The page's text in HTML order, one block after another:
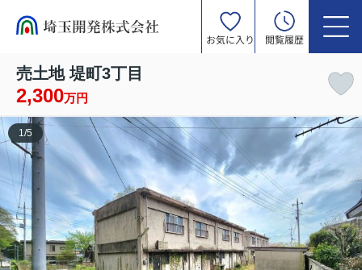
お気に入り 閲覧履歴
売土地 堤町3丁目
2,300万円
1 /5